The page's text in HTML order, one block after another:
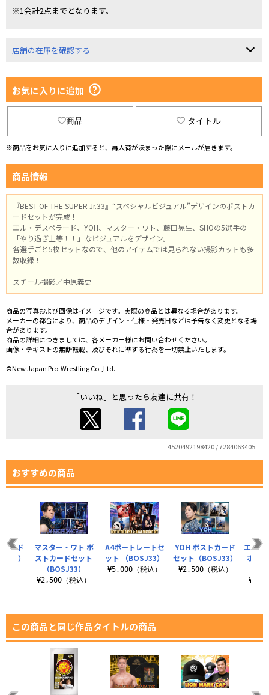
※1会計2点までとなります。
店舗の在庫を確認する
お気に入りに追加
商品 タイトル
※商品をお気に入りに追加すると、再入荷が決まった際にメールが届きます。
商品情報
『BEST OF THE SUPER Jr.33』“スペシャルビジュアル”デザインのポストカ
ードセットが完成！
エル・デスペラード、YOH、マスター・ワト、藤田晃生、SHOの5選手の
「やり過ぎ上等！！」なビジュアルをデザイン。
各選手ごと5枚セットなので、他のアイテムでは見られない撮影カットも多
数収録！
スチール撮影／中原義史
商品の写真および画像はイメージです。実際の商品とは異なる場合があります。
メーカーの都合により、商品のデザイン・仕様・発売日などは予告なく変更となる場
合があります。
商品の詳細につきましては、各メーカー様にお問い合わせください。
画像・テキストの無断転載、及びそれに準ずる行為を一切禁止いたします。
©New Japan Pro-Wrestling Co.,Ltd.
「いいね」と思ったら友達に共有！
4520492198420 / 7284063405
おすすめの商品
A4ポートレートセ
ット （BOSJ33）
¥5,000（税込）
YOH ポストカード
セット（BOSJ33）
¥2,500（税込）
エル・
ポス
ード
）
マスター・ワト ポ
ストカードセット
（BOSJ33）
¥2,500（税込）
この商品と同じ作品タイトルの商品